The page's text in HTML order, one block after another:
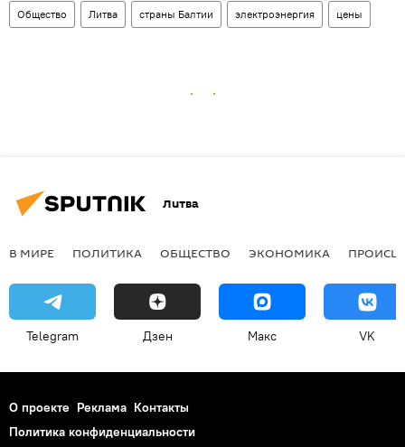
Общество Литва страны Балтии электроэнергия цены
Литва
В МИРЕ ПОЛИТИКА ОБЩЕСТВО ЭКОНОМИКА
Telegram Дзен Макс VK
О проекте Реклама Контакты
Политика конфиденциальности